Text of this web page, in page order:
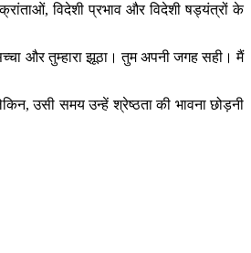
विदेशी प्रभाव और विदेशी षड्यंत्रों के
और तुम्हारा झूठा। तुम अपनी जगह सही। मैं
उसी समय उन्हें श्रेष्ठता की भावना छोड़नी